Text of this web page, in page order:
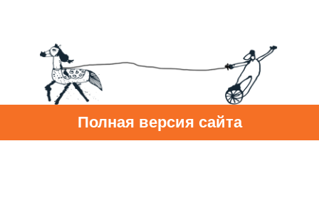
Полная версия сайта